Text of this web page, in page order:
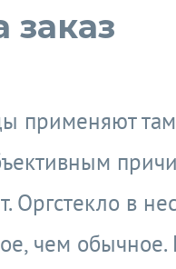
заказ
применяют
Оргстекло в
чем